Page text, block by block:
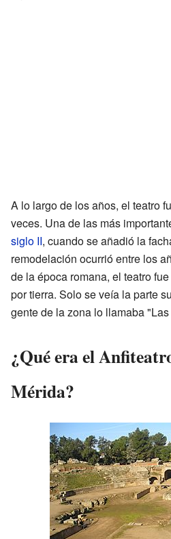
A lo largo de los años, el teatro
veces. Una de las más
siglo II, cuando se añadió la
remodelación ocurrió entre los
de la época romana, el teatro
por tierra. Solo se veía la parte
gente de la zona lo llamaba
¿Qué era el
Mérida?